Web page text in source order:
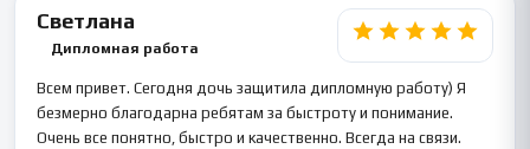
Светлана
Дипломная работа
Всем привет. Сегодня дочь защитила дипломную работу) Я
безмерно благодарна ребятам за быстроту и понимание.
Очень все понятно, быстро и качественно. Всегда на связи.